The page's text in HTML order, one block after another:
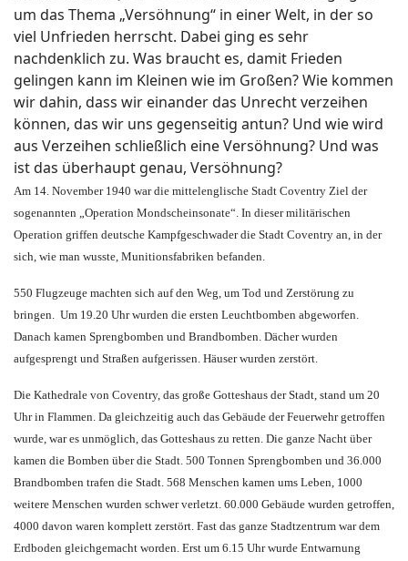
um das Thema „Versöhnung“ in einer Welt, in der so
viel Unfrieden herrscht. Dabei ging es sehr
nachdenklich zu. Was braucht es, damit Frieden
gelingen kann im Kleinen wie im Großen? Wie kommen
wir dahin, dass wir einander das Unrecht verzeihen
können, das wir uns gegenseitig antun? Und wie wird
aus Verzeihen schließlich eine Versöhnung? Und was
ist das überhaupt genau, Versöhnung?
Am 14. November 1940 war die mittelenglische Stadt Coventry Ziel der
sogenannten „Operation Mondscheinsonate“. In dieser militärischen
Operation griffen deutsche Kampfgeschwader die Stadt Coventry an, in der
sich, wie man wusste, Munitionsfabriken befanden.
550 Flugzeuge machten sich auf den Weg, um Tod und Zerstörung zu
bringen. Um 19.20 Uhr wurden die ersten Leuchtbomben abgeworfen.
Danach kamen Sprengbomben und Brandbomben. Dächer wurden
aufgesprengt und Straßen aufgerissen. Häuser wurden zerstört.
Die Kathedrale von Coventry, das große Gotteshaus der Stadt, stand um 20
Uhr in Flammen. Da gleichzeitig auch das Gebäude der Feuerwehr getroffen
wurde, war es unmöglich, das Gotteshaus zu retten. Die ganze Nacht über
kamen die Bomben über die Stadt. 500 Tonnen Sprengbomben und 36.000
Brandbomben trafen die Stadt. 568 Menschen kamen ums Leben, 1000
weitere Menschen wurden schwer verletzt. 60.000 Gebäude wurden getroffen,
4000 davon waren komplett zerstört. Fast das ganze Stadtzentrum war dem
Erdboden gleichgemacht worden. Erst um 6.15 Uhr wurde Entwarnung